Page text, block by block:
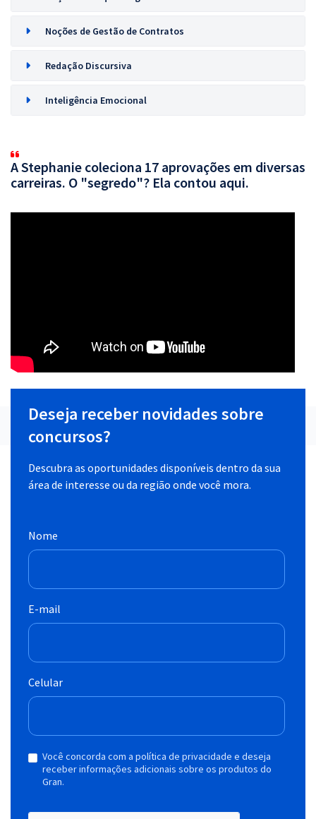
Noções de Gestão de Contratos
Redação Discursiva
Inteligência Emocional
A Stephanie coleciona 17 aprovações em diversas
carreiras. O "segredo"? Ela contou aqui.
Deseja receber novidades sobre
concursos?
Descubra as oportunidades disponíveis dentro da sua
área de interesse ou da região onde você mora.
Nome
E-mail
Celular
Você concorda com a política de privacidade e deseja
receber informações adicionais sobre os produtos do
Gran.